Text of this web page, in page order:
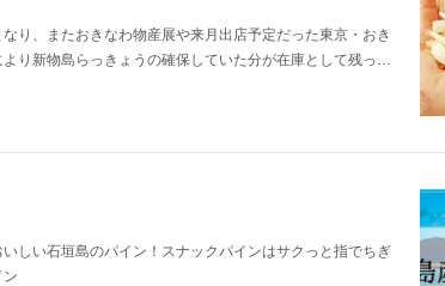
り、またおきなわ物産展や来月出店予定だった東京・おき
り新物島らっきょうの確保していた分が在庫として残っ…
しい石垣島のパイン！スナックパインはサクっと指でちぎ